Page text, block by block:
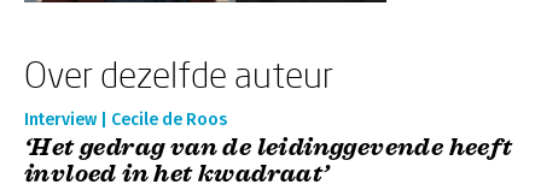
Over dezelfde auteur
Interview | Cecile de Roos
‘Het gedrag van de leidinggevende heeft
invloed in het kwadraat’